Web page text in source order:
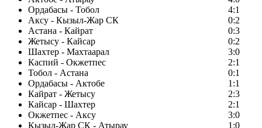
Ордабасы - Тобол
4:1
Аксу - Кызыл-Жар СК
0:2
Астана - Кайрат
0:3
Жетысу - Кайсар
0:2
Шахтер - Махтаарал
3:0
Каспий - Окжетпес
2:1
Тобол - Астана
0:1
Ордабасы - Актобе
1:1
Кайрат - Жетысу
2:3
Кайсар - Шахтер
2:1
Окжетпес - Аксу
3:0
Кызыл-Жар СК - Атырау
1:0